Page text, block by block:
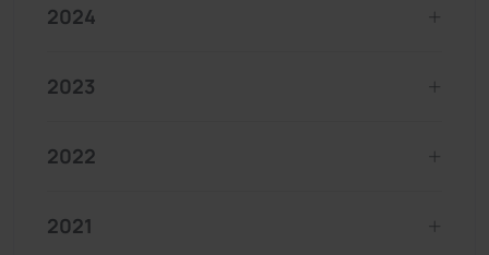
2024
2023
2022
2021